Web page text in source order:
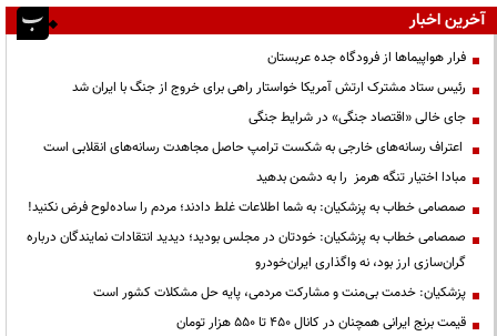
آخرین اخبار
فرار هواپیماها از فرودگاه جده عربستان
رئیس ستاد مشترک ارتش آمریکا خواستار راهی برای خروج از جنگ با ایران شد
جای خالی «اقتصاد جنگی» در شرایط جنگی
اعتراف رسانه‌های خارجی به شکست ترامپ حاصل مجاهدت رسانه‌های انقلابی است
مبادا اختیار تنگه هرمز را به دشمن بدهید
صمصامی خطاب به پزشکیان: به شما اطلاعات غلط دادند؛ مردم را ساده‌لوح فرض نکنید!
صمصامی خطاب به پزشکیان: خودتان در مجلس بودید؛ دیدید انتقادات نمایندگان درباره
گران‌سازی ارز بود، نه واگذاری ایران‌خودرو
پزشکیان: خدمت بی‌منت و مشارکت مردمی، پایه حل مشکلات کشور است
قیمت‌ برنج ایرانی همچنان در کانال ۴۵۰ تا ۵۵۰ هزار تومان